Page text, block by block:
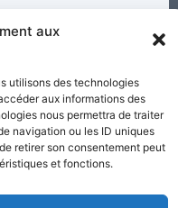
aux
utilisons des technologies
aux informations des
nous permettra de traiter
navigation ou les ID uniques
retirer son consentement peut
et fonctions.
contacter
Mentions
légales